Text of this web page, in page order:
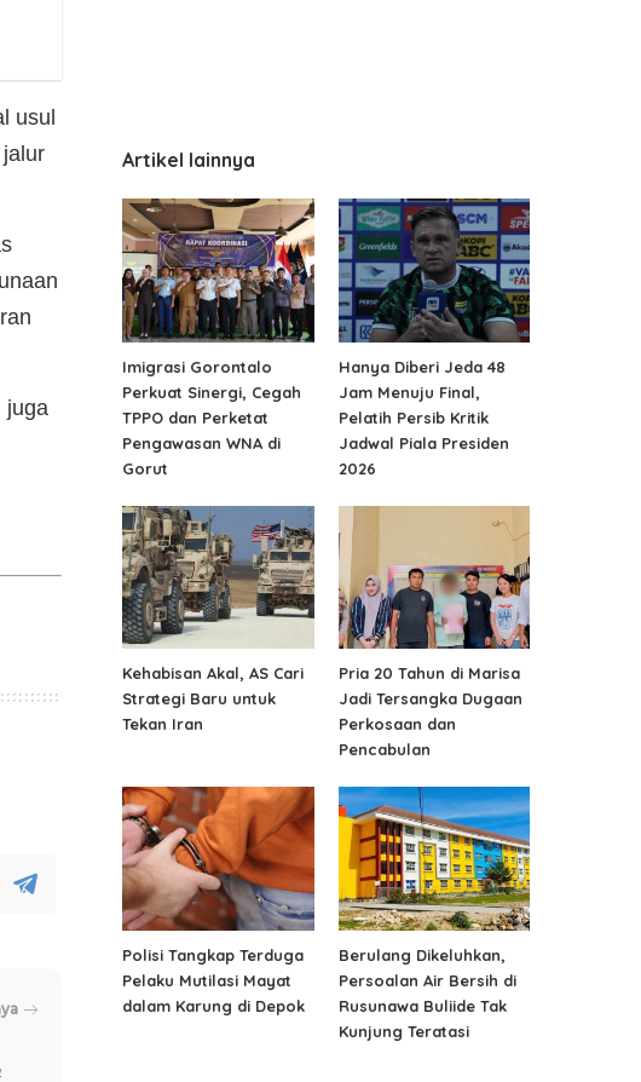
usul
juga
Artikel lainnya
Imigrasi Gorontalo
Perkuat Sinergi, Cegah
TPPO dan Perketat
Pengawasan WNA di
Gorut
Hanya Diberi Jeda 48
Jam Menuju Final,
Pelatih Persib Kritik
Jadwal Piala Presiden
2026
Kehabisan Akal, AS Cari
Strategi Baru untuk
Tekan Iran
Pria 20 Tahun di Marisa
Jadi Tersangka Dugaan
Perkosaan dan
Pencabulan
Polisi Tangkap Terduga
Pelaku Mutilasi Mayat
dalam Karung di Depok
Berulang Dikeluhkan,
Persoalan Air Bersih di
Rusunawa Buliide Tak
Kunjung Teratasi